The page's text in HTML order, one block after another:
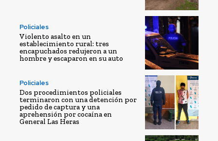
Policiales
Violento asalto en un
establecimiento rural: tres
encapuchados redujeron a un
hombre y escaparon en su auto
Policiales
Dos procedimientos policiales
terminaron con una detención por
pedido de captura y una
aprehensión por cocaína en
General Las Heras